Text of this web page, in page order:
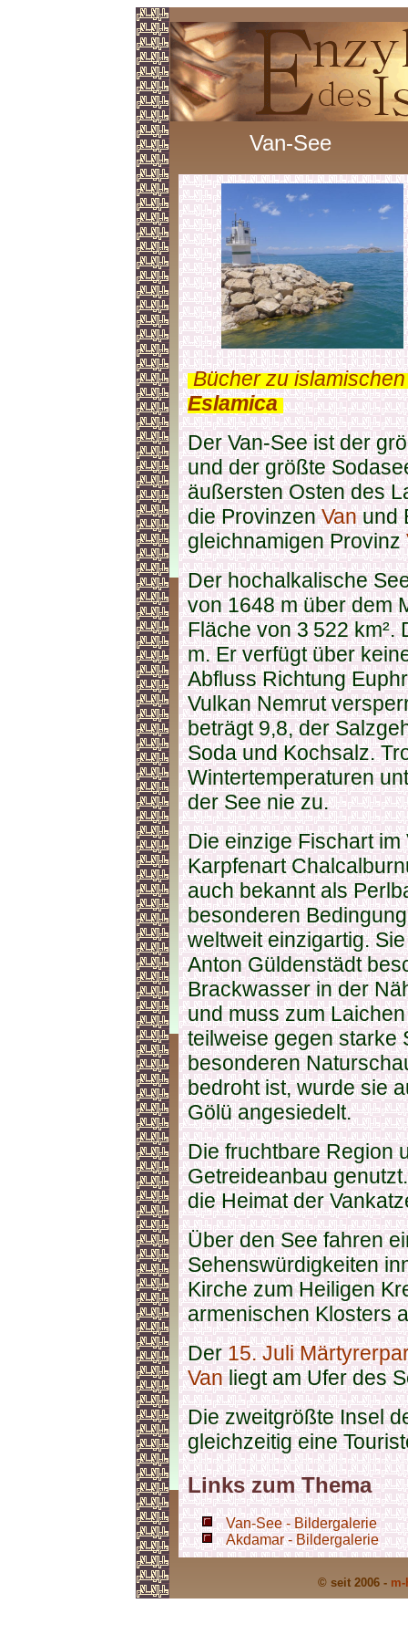
Van-See
.Bücher zu
Eslamica.
Der Van-See ist der
und der größte
äußersten Osten des
die ProvinzenVanund
gleichnamigen Provinz
Der hochalkalische
von 1648 m über dem
Fläche von 3 522 km².
m. Er verfügt über
Abfluss Richtung
Vulkan Nemrut
beträgt 9,8, der
Soda und Kochsalz.
Wintertemperaturen
der See nie zu.
Die einzige Fischart
Karpfenart
auch bekannt als
besonderen
weltweit einzigartig.
Anton Güldenstädt
Brackwasser in der
und muss zum
teilweise gegen starke
besonderen
bedroht ist, wurde sie
Gölü angesiedelt.
Die fruchtbare Region
Getreideanbau
die Heimat der
Über den See fahren
Sehenswürdigkeiten
Kirche zum Heiligen
armenischen Klosters
Der15. Juli
Vanliegt am Ufer des
Die zweitgrößte Insel
gleichzeitig eine
Links zum Thema
Van-See - Bildergalerie
Akdamar - Bildergalerie
© seit 2006 -